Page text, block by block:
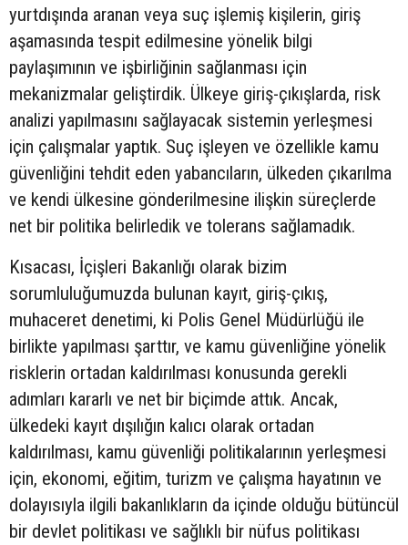
yurtdışında aranan veya suç işlemiş kişilerin, giriş
aşamasında tespit edilmesine yönelik bilgi
paylaşımının ve işbirliğinin sağlanması için
mekanizmalar geliştirdik. Ülkeye giriş-çıkışlarda, risk
analizi yapılmasını sağlayacak sistemin yerleşmesi
için çalışmalar yaptık. Suç işleyen ve özellikle kamu
güvenliğini tehdit eden yabancıların, ülkeden çıkarılma
ve kendi ülkesine gönderilmesine ilişkin süreçlerde
net bir politika belirledik ve tolerans sağlamadık.
Kısacası, İçişleri Bakanlığı olarak bizim
sorumluluğumuzda bulunan kayıt, giriş-çıkış,
muhaceret denetimi, ki Polis Genel Müdürlüğü ile
birlikte yapılması şarttır, ve kamu güvenliğine yönelik
risklerin ortadan kaldırılması konusunda gerekli
adımları kararlı ve net bir biçimde attık. Ancak,
ülkedeki kayıt dışılığın kalıcı olarak ortadan
kaldırılması, kamu güvenliği politikalarının yerleşmesi
için, ekonomi, eğitim, turizm ve çalışma hayatının ve
dolayısıyla ilgili bakanlıkların da içinde olduğu bütüncül
bir devlet politikası ve sağlıklı bir nüfus politikası